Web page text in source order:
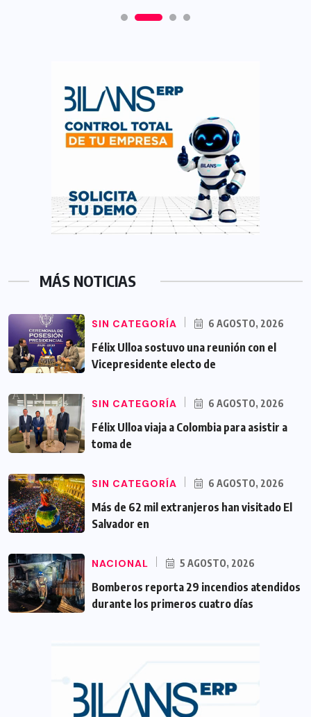
MÁS NOTICIAS
SIN CATEGORÍA 6 AGOSTO, 2026
Félix Ulloa sostuvo una reunión con el
Vicepresidente electo de
SIN CATEGORÍA 6 AGOSTO, 2026
Félix Ulloa viaja a Colombia para asistir a
toma de
SIN CATEGORÍA 6 AGOSTO, 2026
Más de 62 mil extranjeros han visitado El
Salvador en
NACIONAL 5 AGOSTO, 2026
Bomberos reporta 29 incendios atendidos
durante los primeros cuatro días